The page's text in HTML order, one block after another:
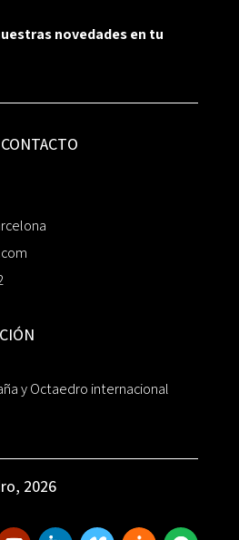
novedades en tu
y Octaedro internacional
2026